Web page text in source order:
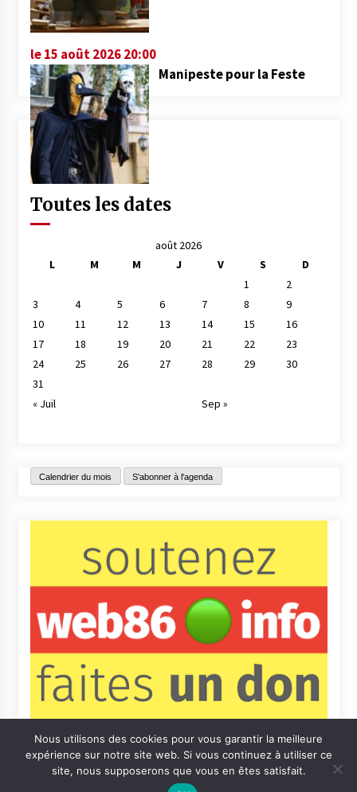
le 15 août 2026 20:00
Manipeste pour la Feste
Toutes les dates
août 2026
L
M M J V S
D
1
2
3
4 5 6 7 8
9
10
11 12 13 14 15
16
17
18 19 20 21 22
23
24
25 26 27 28 29
30
31
« Juil
Sep »
Calendrier du mois S'abonner à l'agenda
Nous utilisons des cookies pour vous garantir la meilleure
expérience sur notre site web. Si vous continuez à utiliser ce
site, nous supposerons que vous en êtes satisfait.